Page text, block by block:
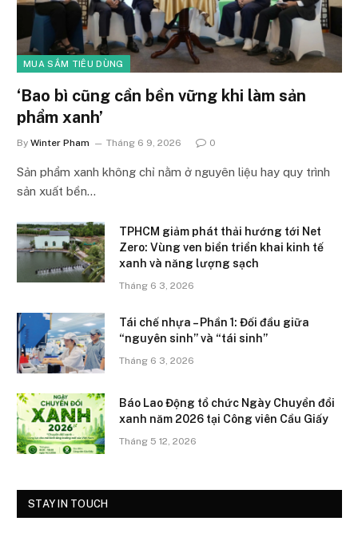
MUA SẮM TIÊU DÙNG
‘Bao bì cũng cần bền vững khi làm sản
phẩm xanh’
By Winter Pham Tháng 6 9, 2026 0
Sản phẩm xanh không chỉ nằm ở nguyên liệu hay quy trình
sản xuất bền…
TPHCM giảm phát thải hướng tới Net
Zero: Vùng ven biển triển khai kinh tế
xanh và năng lượng sạch
Tháng 6 3, 2026
Tái chế nhựa – Phần 1: Đối đầu giữa
“nguyên sinh” và “tái sinh”
Tháng 6 3, 2026
Báo Lao Động tổ chức Ngày Chuyển đổi
xanh năm 2026 tại Công viên Cầu Giấy
Tháng 5 12, 2026
STAY IN TOUCH